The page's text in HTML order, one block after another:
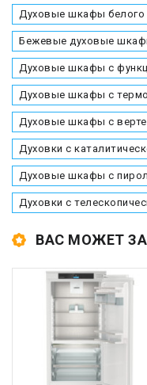
Духовые шкафы белого
Бежевые духовые
Духовые шкафы с
Духовые шкафы с
Духовые шкафы с
Духовки с
Духовые шкафы с
Духовки с
ВАС МОЖЕТ